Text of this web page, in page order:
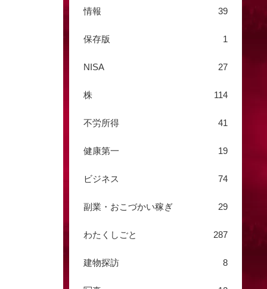
情報 39
保存版 1
NISA 27
株 114
不労所得 41
健康第一 19
ビジネス 74
副業・おこづかい稼ぎ 29
わたくしごと 287
建物探訪 8